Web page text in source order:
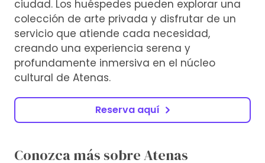
ciudad. Los huéspedes pueden explorar una
colección de arte privada y disfrutar de un
servicio que atiende cada necesidad,
creando una experiencia serena y
profundamente inmersiva en el núcleo
cultural de Atenas.
Reserva aquí
Conozca más sobre Atenas